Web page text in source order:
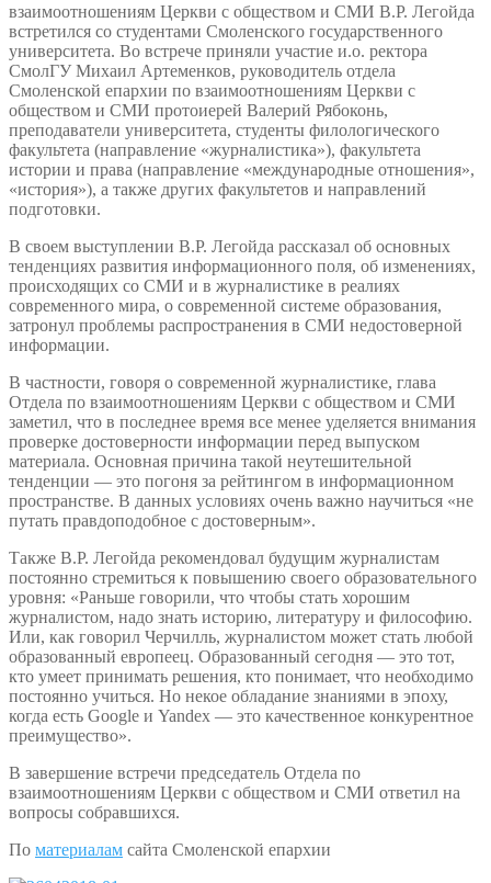
взаимоотношениям Церкви с обществом и СМИ В.Р. Легойда
встретился со студентами Смоленского государственного
университета. Во встрече приняли участие и.о. ректора
СмолГУ Михаил Артеменков, руководитель отдела
Смоленской епархии по взаимоотношениям Церкви с
обществом и СМИ протоиерей Валерий Рябоконь,
преподаватели университета, студенты филологического
факультета (направление «журналистика»), факультета
истории и права (направление «международные отношения»,
«история»), а также других факультетов и направлений
подготовки.
В своем выступлении В.Р. Легойда рассказал об основных
тенденциях развития информационного поля, об изменениях,
происходящих со СМИ и в журналистике в реалиях
современного мира, о современной системе образования,
затронул проблемы распространения в СМИ недостоверной
информации.
В частности, говоря о современной журналистике, глава
Отдела по взаимоотношениям Церкви с обществом и СМИ
заметил, что в последнее время все менее уделяется внимания
проверке достоверности информации перед выпуском
материала. Основная причина такой неутешительной
тенденции — это погоня за рейтингом в информационном
пространстве. В данных условиях очень важно научиться «не
путать правдоподобное с достоверным».
Также В.Р. Легойда рекомендовал будущим журналистам
постоянно стремиться к повышению своего образовательного
уровня: «Раньше говорили, что чтобы стать хорошим
журналистом, надо знать историю, литературу и философию.
Или, как говорил Черчилль, журналистом может стать любой
образованный европеец. Образованный сегодня — это тот,
кто умеет принимать решения, кто понимает, что необходимо
постоянно учиться. Но некое обладание знаниями в эпоху,
когда есть Google и Yandex — это качественное конкурентное
преимущество».
В завершение встречи председатель Отдела по
взаимоотношениям Церкви с обществом и СМИ ответил на
вопросы собравшихся.
По материалам сайта Смоленской епархии